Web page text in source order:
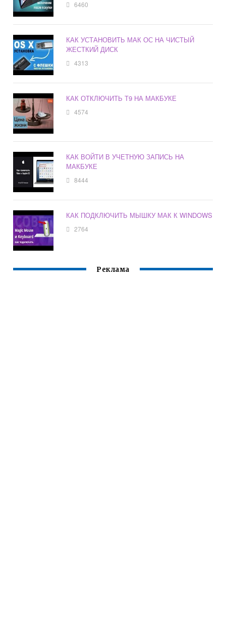
6460
КАК УСТАНОВИТЬ МАК ОС НА ЧИСТЫЙ
ЖЕСТКИЙ ДИСК
4313
КАК ОТКЛЮЧИТЬ Т9 НА МАКБУКЕ
4574
КАК ВОЙТИ В УЧЕТНУЮ ЗАПИСЬ НА
МАКБУКЕ
8444
КАК ПОДКЛЮЧИТЬ МЫШКУ МАК К WINDOWS
2764
Реклама